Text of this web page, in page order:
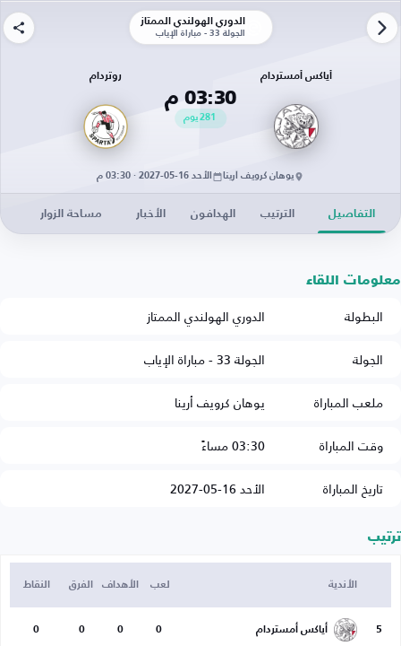
الدوري الهولندي الممتاز
الجولة 33 - مباراة الإياب
أياكس أمستردام
03:30 م
281يوم
روتردام
يوهان كرويف أرينا الأحد 16-05-2027 · 03:30 م
التفاصيل الترتيب الهدافون الأخبار مساحة الزوار
معلومات اللقاء
البطولة
الدوري الهولندي الممتاز
الجولة
الجولة 33 - مباراة الإياب
ملعب المباراة
يوهان كرويف أرينا
وقت المباراة
03:30 مساءً
تاريخ المباراة
الأحد 16-05-2027
ترتيب
الأندية لعب الأهداف الفرق النقاط
5 أياكس أمستردام 0
0
0
0